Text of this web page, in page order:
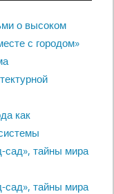
о высоком
с городом»
как
сад», тайны мира
сад», тайны мира